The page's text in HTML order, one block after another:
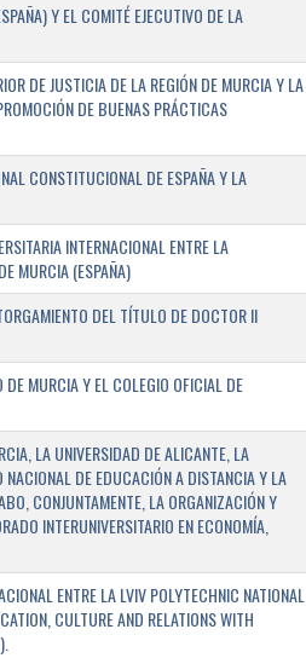
Y EL COMITÉ EJECUTIVO DE LA
DE JUSTICIA DE LA REGIÓN DE MURCIA Y LA
DE BUENAS PRÁCTICAS
CONSTITUCIONAL DE ESPAÑA Y LA
INTERNACIONAL ENTRE LA
MURCIA (ESPAÑA)
DEL TÍTULO DE DOCTOR II
MURCIA Y EL COLEGIO OFICIAL DE
LA UNIVERSIDAD DE ALICANTE, LA
DE EDUCACIÓN A DISTANCIA Y LA
CONJUNTAMENTE, LA ORGANIZACIÓN Y
INTERUNIVERSITARIO EN ECONOMÍA,
ENTRE LA LVIV POLYTECHNIC NATIONAL
CULTURE AND RELATIONS WITH